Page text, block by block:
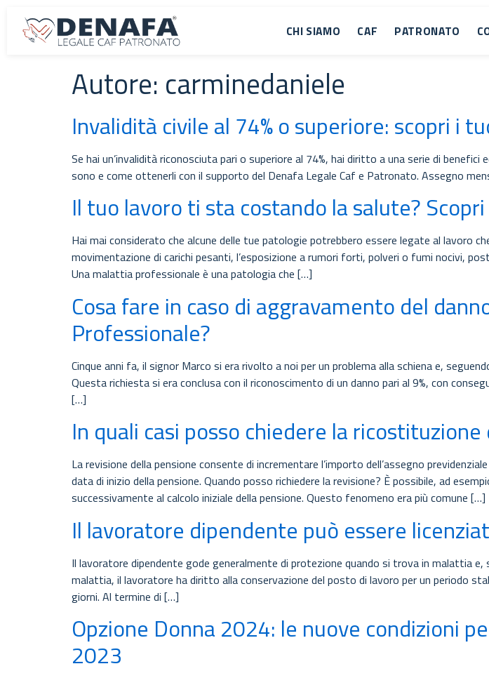
CHI SIAMO CAF PATRONATO
Autore: carminedaniele
Invalidità civile al 74% o superiore: scopri i
Se hai un’invalidità riconosciuta pari o superiore al 74%, hai diritto a una serie di
sono e come ottenerli con il supporto del Denafa Legale Caf e Patronato. Assegno
Il tuo lavoro ti sta costando la salute?
Hai mai considerato che alcune delle tue patologie potrebbero essere legate al lavoro
movimentazione di carichi pesanti, l’esposizione a rumori forti, polveri o fumi nocivi,
Una malattia professionale è una patologia che […]
Cosa fare in caso di aggravamento del
Professionale?
Cinque anni fa, il signor Marco si era rivolto a noi per un problema alla schiena e,
Questa richiesta si era conclusa con il riconoscimento di un danno pari al 9%, con
[…]
In quali casi posso chiedere la
La revisione della pensione consente di incrementare l’importo dell’assegno
data di inizio della pensione. Quando posso richiedere la revisione? È possibile, ad
successivamente al calcolo iniziale della pensione. Questo fenomeno era più comune […]
Il lavoratore dipendente può essere
Il lavoratore dipendente gode generalmente di protezione quando si trova in malattia
malattia, il lavoratore ha diritto alla conservazione del posto di lavoro per un periodo
giorni. Al termine di […]
Opzione Donna 2024: le nuove condizioni
2023